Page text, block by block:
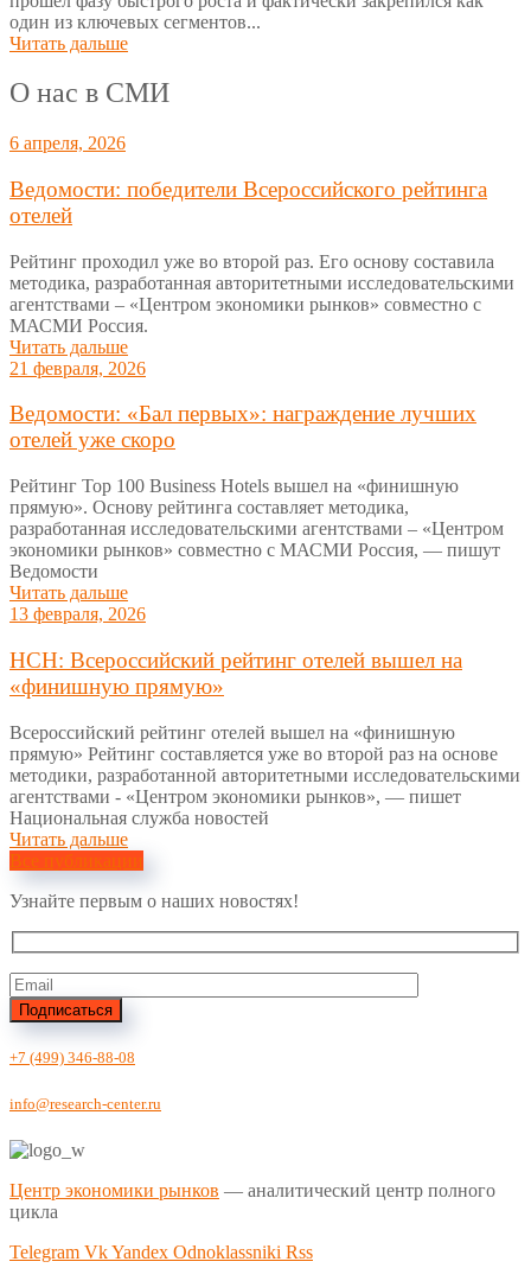
один из ключевых сегментов...
Читать дальше
О нас в СМИ
6 апреля, 2026
Ведомости: победители Всероссийского рейтинга
отелей
Рейтинг проходил уже во второй раз. Его основу составила
методика, разработанная авторитетными исследовательскими
агентствами – «Центром экономики рынков» совместно с
МАСМИ Россия.
Читать дальше
21 февраля, 2026
Ведомости: «Бал первых»: награждение лучших
отелей уже скоро
Рейтинг Top 100 Business Hotels вышел на «финишную
прямую». Основу рейтинга составляет методика,
разработанная исследовательскими агентствами – «Центром
экономики рынков» совместно с МАСМИ Россия, — пишут
Ведомости
Читать дальше
13 февраля, 2026
НСН: Всероссийский рейтинг отелей вышел на
«финишную прямую»
Всероссийский рейтинг отелей вышел на «финишную
прямую» Рейтинг составляется уже во второй раз на основе
методики, разработанной авторитетными исследовательскими
агентствами - «Центром экономики рынков», — пишет
Национальная служба новостей
Читать дальше
Все публикации
Узнайте первым о наших новостях!
Подписаться
+7 (499) 346-88-08
info@research-center.ru
Центр экономики рынков — аналитический центр полного
цикла
Telegram VkYandex Odnoklassniki Rss